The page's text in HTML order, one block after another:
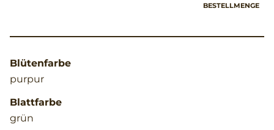
BESTELLMENGE
Blütenfarbe
purpur
Blattfarbe
grün